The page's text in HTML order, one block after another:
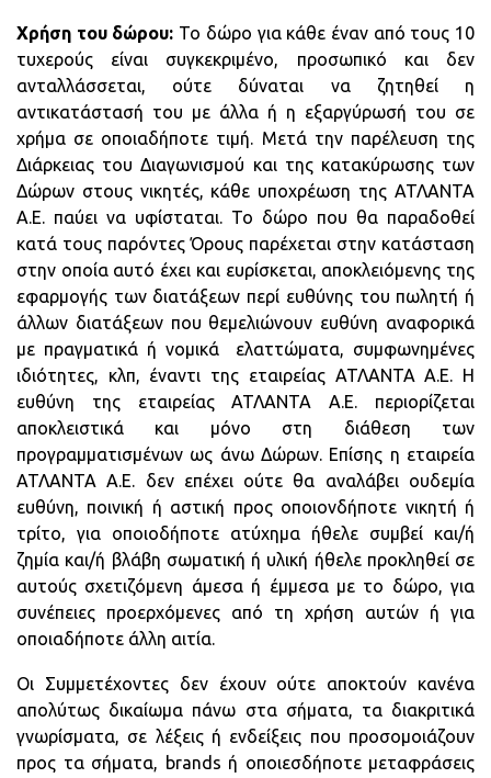
Χρήση του δώρου: Το δώρο για κάθε έναν από τους 10
τυχερούς είναι συγκεκριμένο, προσωπικό και δεν
ανταλλάσσεται, ούτε δύναται να ζητηθεί η
αντικατάστασή του με άλλα ή η εξαργύρωσή του σε
χρήμα σε οποιαδήποτε τιμή. Μετά την παρέλευση της
Διάρκειας του Διαγωνισμού και της κατακύρωσης των
Δώρων στους νικητές, κάθε υποχρέωση της ΑΤΛΑΝΤΑ
Α.Ε. παύει να υφίσταται. Το δώρο που θα παραδοθεί
κατά τους παρόντες Όρους παρέχεται στην κατάσταση
στην οποία αυτό έχει και ευρίσκεται, αποκλειόμενης της
εφαρμογής των διατάξεων περί ευθύνης του πωλητή ή
άλλων διατάξεων που θεμελιώνουν ευθύνη αναφορικά
με πραγματικά ή νομικά ελαττώματα, συμφωνημένες
ιδιότητες, κλπ, έναντι της εταιρείας ΑΤΛΑΝΤΑ Α.Ε. Η
ευθύνη της εταιρείας ΑΤΛΑΝΤΑ Α.Ε. περιορίζεται
αποκλειστικά και μόνο στη διάθεση των
προγραμματισμένων ως άνω Δώρων. Επίσης η εταιρεία
ΑΤΛΑΝΤΑ Α.Ε. δεν επέχει ούτε θα αναλάβει ουδεμία
ευθύνη, ποινική ή αστική προς οποιονδήποτε νικητή ή
τρίτο, για οποιοδήποτε ατύχημα ήθελε συμβεί και/ή
ζημία και/ή βλάβη σωματική ή υλική ήθελε προκληθεί σε
αυτούς σχετιζόμενη άμεσα ή έμμεσα με το δώρο, για
συνέπειες προερχόμενες από τη χρήση αυτών ή για
οποιαδήποτε άλλη αιτία.
Οι Συμμετέχοντες δεν έχουν ούτε αποκτούν κανένα
απολύτως δικαίωμα πάνω στα σήματα, τα διακριτικά
γνωρίσματα, σε λέξεις ή ενδείξεις που προσομοιάζουν
προς τα σήματα, brands ή οποιεσδήποτε μεταφράσεις